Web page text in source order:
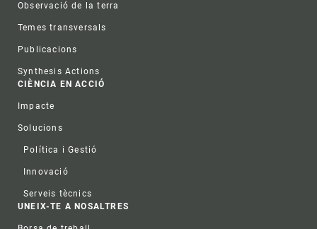
Observació de la terra
Temes transversals
Publicacions
Synthesis Actions
CIÈNCIA EN ACCIÓ
Impacte
Solucions
Política i Gestió
Innovació
Serveis tècnics
UNEIX-TE A NOSALTRES